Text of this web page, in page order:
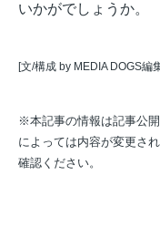
いかがでしょうか。
[文/構成 by MEDIA DOGS編
※本記事の情報は記事公
によっては内容が変更さ
確認ください。